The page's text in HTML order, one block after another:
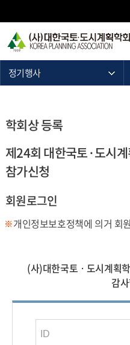
정기행사
학회상 등록
제24회 대한국토·도시
참가신청
회원로그인
개인정보보호정책에 의거 회
(사)대한국토ㆍ도시계획
감
로그인
폼